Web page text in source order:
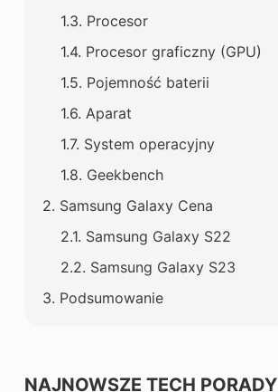
Procesor
Procesor graficzny (GPU)
Pojemność baterii
Aparat
System operacyjny
Geekbench
Samsung Galaxy Cena
Samsung Galaxy S22
Samsung Galaxy S23
Podsumowanie
NAJNOWSZE TECH PORADY